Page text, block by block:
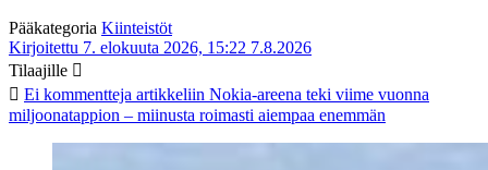
Pääkategoria Kiinteistöt
Kirjoitettu 7. elokuuta 2026, 15:22 7.8.2026
Tilaajille
Ei kommentteja artikkeliin Nokia-areena teki viime vuonna
miljoonatappion – miinusta roimasti aiempaa enemmän